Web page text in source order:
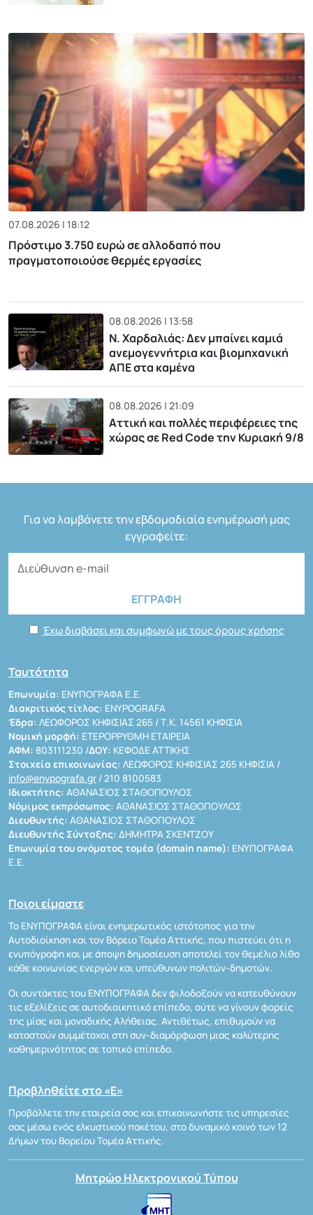
07.08.2026 | 18:12
Πρόστιμο 3.750 ευρώ σε αλλοδαπό που
πραγματοποιούσε θερμές εργασίες
08.08.2026 | 13:58
Ν. Χαρδαλιάς: Δεν μπαίνει καμιά
ανεμογεννήτρια και βιομηχανική
ΑΠΕ στα καμένα
08.08.2026 | 21:09
Αττική και πολλές περιφέρειες της
χώρας σε Red Code την Κυριακή 9/8
Για να λαμβάνετε την εβδομαδιαία ενημέρωσή μας
εγγραφείτε:
Έχω διαβάσει και συμφωνώ με τους όρους χρήσης
Ταυτότητα
Επωνυμία: ΕΝΥΠΟΓΡΑΦΑ Ε.Ε.
Διακριτικός τίτλος: ENYPOGRAFA
Έδρα: ΛΕΩΦΟΡΟΣ ΚΗΦΙΣΙΑΣ 265 / Τ.Κ. 14561 ΚΗΦΙΣΙΑ
Νομική μορφή: ΕΤΕΡΟΡΡΥΘΜΗ ΕΤΑΙΡΕΙΑ
ΑΦΜ: 803111230 /ΔΟΥ: ΚΕΦΟΔΕ ΑΤΤΙΚΗΣ
Στοιχεία επικοινωνίας: ΛΕΩΦΟΡΟΣ ΚΗΦΙΣΙΑΣ 265 ΚΗΦΙΣΙΑ /
info@enypografa.gr / 210 8100583
Ιδιοκτήτης: ΑΘΑΝΑΣΙΟΣ ΣΤΑΘΟΠΟΥΛΟΣ
Νόμιμος εκπρόσωπος: ΑΘΑΝΑΣΙΟΣ ΣΤΑΘΟΠΟΥΛΟΣ
Διευθυντής: ΑΘΑΝΑΣΙΟΣ ΣΤΑΘΟΠΟΥΛΟΣ
Διευθυντής Σύνταξης: ΔΗΜΗΤΡΑ ΣΚΕΝΤΖΟΥ
Επωνυμία του ονόματος τομέα (domain name): ΕΝΥΠΟΓΡΑΦΑ
Ε.Ε.
Ποιοι είμαστε
Το ΕΝΥΠΟΓΡΑΦΑ είναι ενημερωτικός ιστότοπος για την
Αυτοδιοίκηση και τον Βόρειο Τομέα Αττικής, που πιστεύει ότι η
ενυπόγραφη και με άποψη δημοσίευση αποτελεί τον θεμέλιο λίθο
κάθε κοινωνίας ενεργών και υπεύθυνων πολιτών-δημοτών.
Οι συντάκτες του ΕΝΥΠΟΓΡΑΦΑ δεν φιλοδοξούν να κατευθύνουν
τις εξελίξεις σε αυτοδιοικητικό επίπεδο, ούτε να γίνουν φορείς
της μίας και μοναδικής Αλήθειας. Αντιθέτως, επιθυμούν να
καταστούν συμμέτοχοι στη συν-διαμόρφωση μιας καλύτερης
καθημερινότητας σε τοπικό επίπεδο.
Προβληθείτε στο «Ε»
Προβάλλετε την εταιρεία σας και επικοινωνήστε τις υπηρεσίες
σας μέσω ενός ελκυστικού πακέτου, στο δυναμικό κοινό των 12
Δήμων του Βορείου Τομέα Αττικής.
Μητρώο Ηλεκτρονικού Τύπου